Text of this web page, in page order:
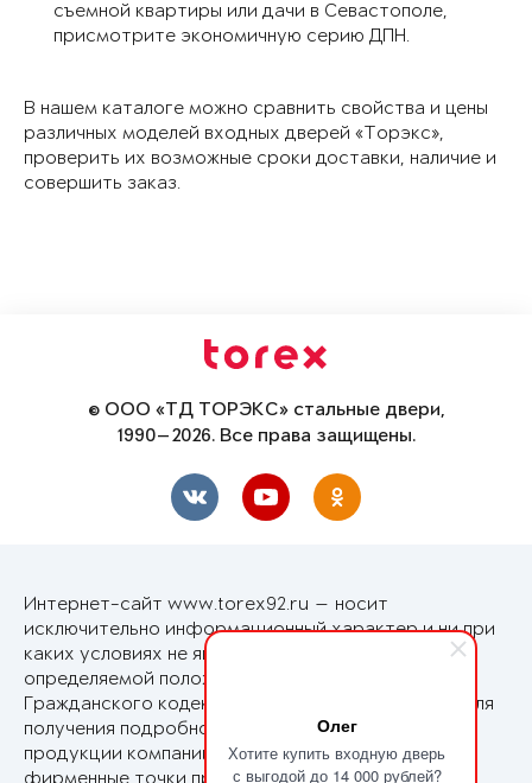
Олег
Хотите купить входную дверь
с выгодой до 14 000 рублей?
съемной квартиры или дачи в Севастополе,
присмотрите экономичную серию ДПН.
В нашем каталоге можно сравнить свойства и цены
различных моделей входных дверей «Торэкс»,
проверить их возможные сроки доставки, наличие и
совершить заказ.
© ООО «ТД ТОРЭКС» стальные двери,
1990—2026. Все права защищены.
Интернет-сайт www.torex92.ru — носит
исключительно информационный характер и ни при
каких условиях не является публичной офертой,
определяемой положениями Статьи 437
Гражданского кодекса Российской Федерации. Для
получения подробной информации о стоимости
продукции компании Torex обращайтесь в